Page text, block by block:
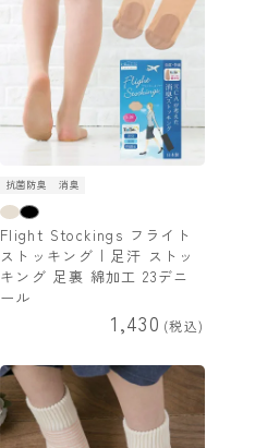
抗菌防臭 消臭
Flight Stockings フライト
ストッキング | 足汗 ストッ
キング 足裏 綿加工 23デニ
ール
1,430 税込